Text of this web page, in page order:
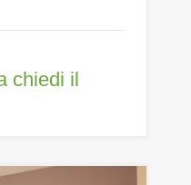
chiedi il